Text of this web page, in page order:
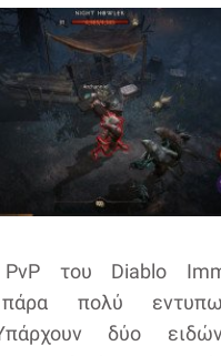
του Diablo
πάρα πολύ
δύο